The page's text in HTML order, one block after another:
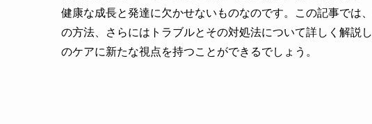
健康な成長と発達に欠かせないものなのです。この記事では
の方法、さらにはトラブルとその対処法について詳しく解説
のケアに新たな視点を持つことができるでしょう。